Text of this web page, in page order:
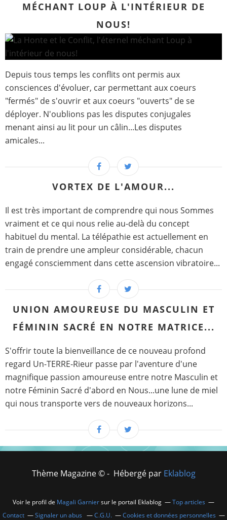
MÉCHANT LOUP À L'INTÉRIEUR DE
NOUS!
Depuis tous temps les conflits ont permis aux
consciences d'évoluer, car permettant aux coeurs
"fermés" de s'ouvrir et aux coeurs "ouverts" de se
déployer. N'oublions pas les disputes conjugales
menant ainsi au lit pour un câlin...Les disputes
amicales...
VORTEX DE L'AMOUR...
Il est très important de comprendre qui nous Sommes
vraiment et ce qui nous relie au-delà du concept
habituel du mental. La télépathie est actuellement en
train de prendre une ampleur considérable, chacun
engagé consciemment dans cette ascension vibratoire...
UNION AMOUREUSE DU MASCULIN ET
FÉMININ SACRÉ EN NOTRE MATRICE...
S'offrir toute la bienveillance de ce nouveau profond
regard Un-TERRE-Rieur passe par l'aventure d'une
magnifique passion amoureuse entre notre Masculin et
notre Féminin Sacré d'abord en Nous...une lune de miel
qui nous transporte vers de nouveaux horizons...
Thème Magazine © - Hébergé par Eklablog
Voir le profil de Magali Garniersur le portail Eklablog
Top articles
Contact
Signaler un abus C.G.U. Cookies et données personnelles